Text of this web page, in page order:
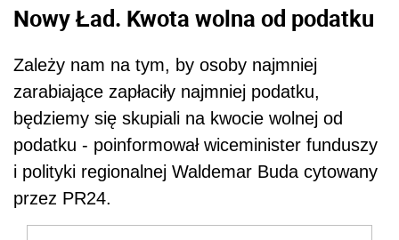
Nowy Ład. Kwota wolna od podatku
Zależy nam na tym, by osoby najmniej
zarabiające zapłaciły najmniej podatku,
będziemy się skupiali na kwocie wolnej od
podatku - poinformował wiceminister funduszy
i polityki regionalnej Waldemar Buda cytowany
przez PR24.